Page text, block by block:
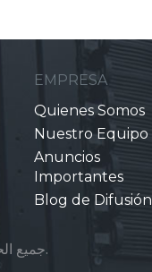
EMPRESA
Quienes Somos
Nuestro Equipo
Anuncios
Importantes
Blog de Difusión
حقوق النشر © 2026 Cerebro Digital. جميع الحقوق محفوظة.